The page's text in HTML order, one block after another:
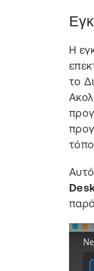
Η
το